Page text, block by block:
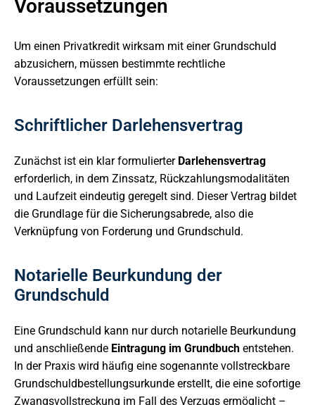
Voraussetzungen
Um einen Privatkredit wirksam mit einer Grundschuld
abzusichern, müssen bestimmte rechtliche
Voraussetzungen erfüllt sein:
Schriftlicher Darlehensvertrag
Zunächst ist ein klar formulierter Darlehensvertrag
erforderlich, in dem Zinssatz, Rückzahlungsmodalitäten
und Laufzeit eindeutig geregelt sind. Dieser Vertrag bildet
die Grundlage für die Sicherungsabrede, also die
Verknüpfung von Forderung und Grundschuld.
Notarielle Beurkundung der
Grundschuld
Eine Grundschuld kann nur durch notarielle Beurkundung
und anschließende Eintragung im Grundbuch entstehen.
In der Praxis wird häufig eine sogenannte vollstreckbare
Grundschuldbestellungsurkunde erstellt, die eine sofortige
Zwangsvollstreckung im Fall des Verzugs ermöglicht –